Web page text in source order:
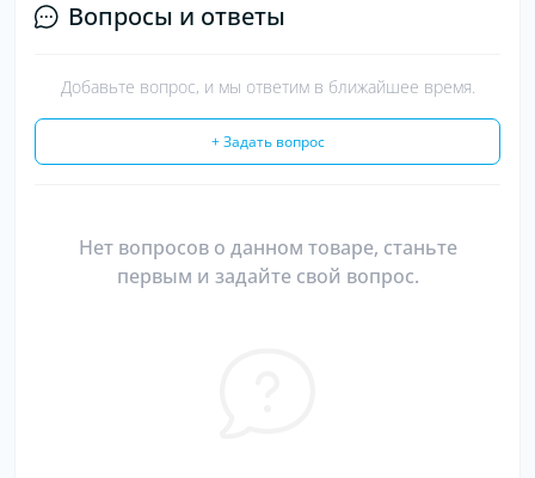
Вопросы и ответы
Добавьте вопрос, и мы ответим в ближайшее время.
+ Задать вопрос
Нет вопросов о данном товаре, станьте
первым и задайте свой вопрос.